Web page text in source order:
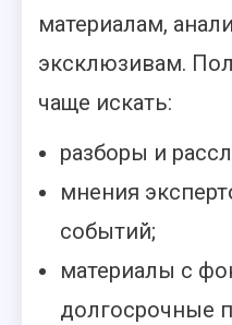
материалам,
эксклюзивам.
чаще искать:
разборы и
мнения
событий;
материалы с
долгосрочные